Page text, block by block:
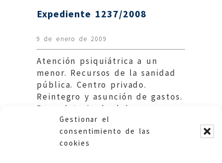
Gestionar el
consentimiento de las
cookies
Expediente 1237/2008
9 de enero de 2009
Atención psiquiátrica a un
menor. Recursos de la sanidad
pública. Centro privado.
Reintegro y asunción de gastos.
Recordatorio de deberes
legales y Sugerencia DGA